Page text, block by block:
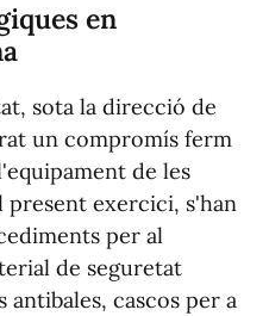
en
sota la direcció de
un compromís ferm
de les
present exercici, s'han
per al
de seguretat
cascos per a